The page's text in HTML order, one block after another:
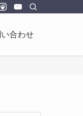
い合わせ